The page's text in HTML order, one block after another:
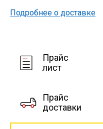
Подробнее о доставке
Прайс
лист
Прайс
доставки